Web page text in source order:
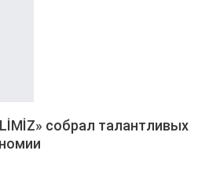
собрал талантливых